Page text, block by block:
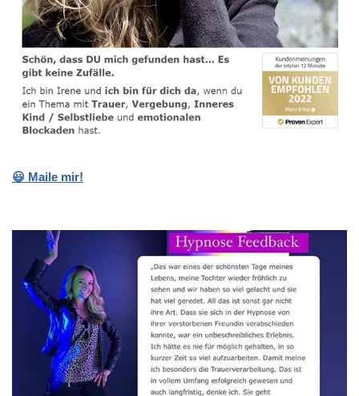
😃 Maile mir!